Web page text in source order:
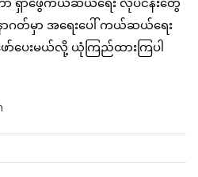
ာဂတ်မှာ အရေးပေါ် ကယ်ဆယ်ရေး
ာ်ပေးမယ်လို့ ယုံကြည်ထားကြပါ